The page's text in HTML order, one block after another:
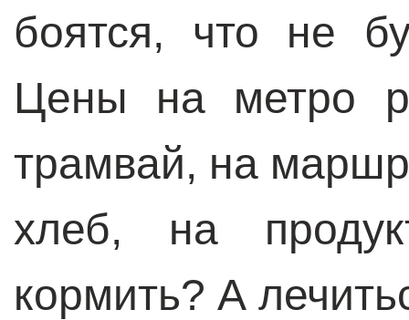
боятся, что не
Цены на метро
трамвай, на
хлеб, на
кормить? А